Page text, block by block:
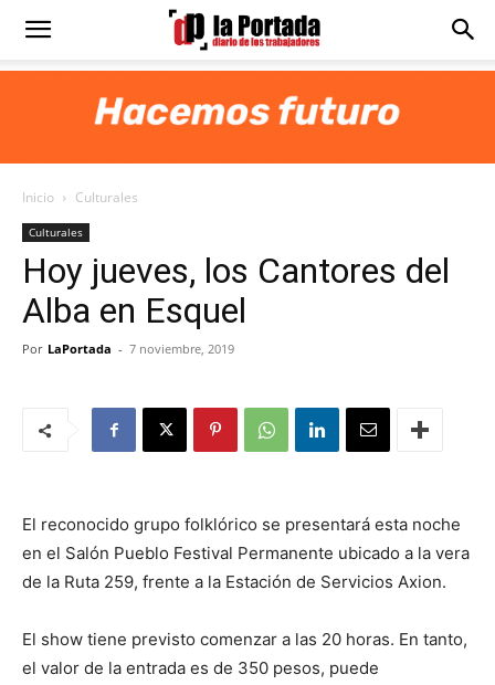
Diario
Portada
Inicio Culturales
Culturales
Hoy jueves, los Cantores del
Alba en Esquel
Por LaPortada - 7 noviembre, 2019
El reconocido grupo folklórico se presentará esta noche
en el Salón Pueblo Festival Permanente ubicado a la vera
de la Ruta 259, frente a la Estación de Servicios Axion.
El show tiene previsto comenzar a las 20 horas. En tanto,
el valor de la entrada es de 350 pesos, puede